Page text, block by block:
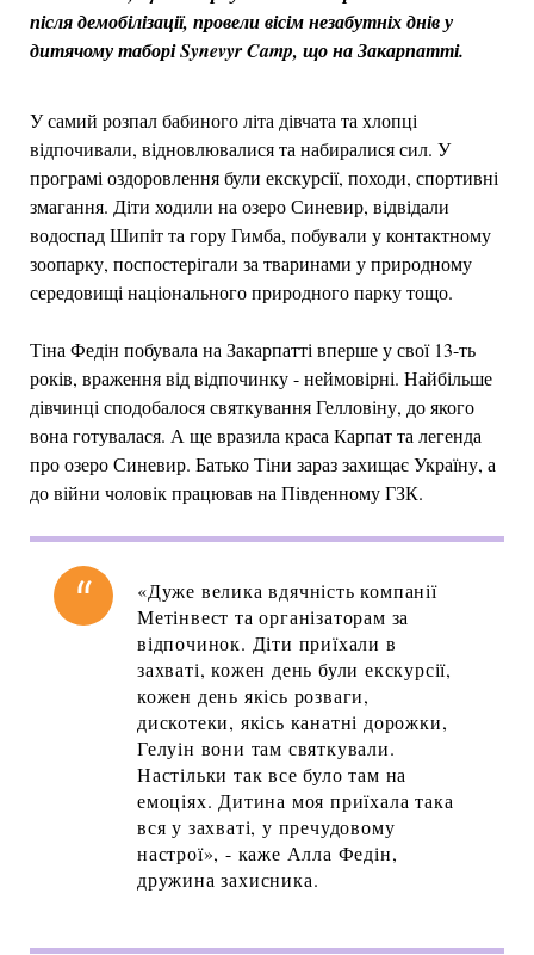
після демобілізації, провели вісім незабутніх днів у
дитячому таборі Synevyr Camp, що на Закарпатті.
У самий розпал бабиного літа дівчата та хлопці
відпочивали, відновлювалися та набиралися сил. У
програмі оздоровлення були екскурсії, походи, спортивні
змагання. Діти ходили на озеро Синевир, відвідали
водоспад Шипіт та гору Гимба, побували у контактному
зоопарку, поспостерігали за тваринами у природному
середовищі національного природного парку тощо.
Тіна Федін побувала на Закарпатті вперше у свої 13-ть
років, враження від відпочинку - неймовірні. Найбільше
дівчинці сподобалося святкування Гелловіну, до якого
вона готувалася. А ще вразила краса Карпат та легенда
про озеро Синевир. Батько Тіни зараз захищає Україну, а
до війни чоловік працював на Південному ГЗК.
«Дуже велика вдячність компанії
Метінвест та організаторам за
відпочинок. Діти приїхали в
захваті, кожен день були екскурсії,
кожен день якісь розваги,
дискотеки, якісь канатні дорожки,
Гелуін вони там святкували.
Настільки так все було там на
емоціях. Дитина моя приїхала така
вся у захваті, у пречудовому
настрої», - каже Алла Федін,
дружина захисника.